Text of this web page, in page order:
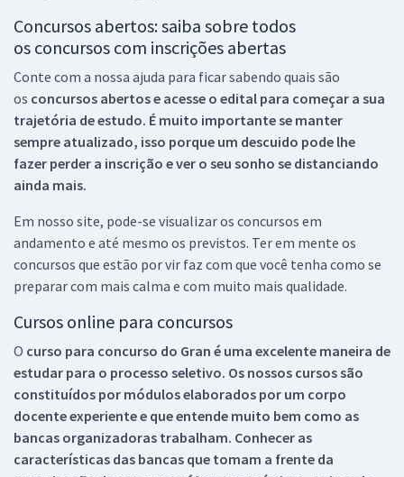
Concursos abertos: saiba sobre todos
os concursos com inscrições abertas
Conte com a nossa ajuda para ficar sabendo quais são
os concursos abertos e acesse o edital para começar a sua
trajetória de estudo. É muito importante se manter
sempre atualizado, isso porque um descuido pode lhe
fazer perder a inscrição e ver o seu sonho se distanciando
ainda mais.
Em nosso site, pode-se visualizar os concursos em
andamento e até mesmo os previstos. Ter em mente os
concursos que estão por vir faz com que você tenha como se
preparar com mais calma e com muito mais qualidade.
Cursos online para concursos
O curso para concurso do Gran é uma excelente maneira de
estudar para o processo seletivo. Os nossos cursos são
constituídos por módulos elaborados por um corpo
docente experiente e que entende muito bem como as
bancas organizadoras trabalham. Conhecer as
características das bancas que tomam a frente da